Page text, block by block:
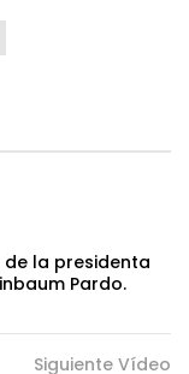
la presidenta
Pardo.
Siguiente Vídeo